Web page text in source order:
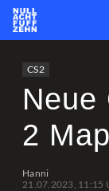
CS2
Neue
2
Hanni
21.07.2023, 11:15